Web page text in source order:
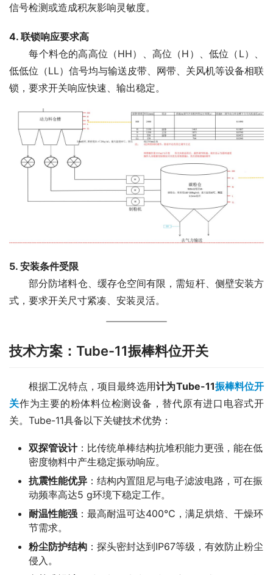
信号检测或造成积灰影响灵敏度。
4. 联锁响应要求高
每个料仓的高高位（HH）、高位（H）、低位（L）、
低低位（LL）信号均与输送皮带、网带、关风机等设备相联
锁，要求开关响应快速、输出稳定。
5. 安装条件受限
部分防堵料仓、缓存仓空间有限，需短杆、侧壁安装方
式，要求开关尺寸紧凑、安装灵活。
技术方案：Tube-11振棒料位开关
根据工况特点，项目最终选用计为Tube-11振棒料位开
关作为主要的粉体料位检测设备，替代原有进口电容式开
关。Tube-11具备以下关键技术优势：
双探管设计：比传统单棒结构抗堆积能力更强，能在低
密度物料中产生稳定振动响应。
抗震性能优异 ：结构内置阻尼与电子滤波电路，可在振
动频率高达5 g环境下稳定工作。
耐温性能强 ：最高耐温可达400℃，满足烘焙、干燥环
节需求。
粉尘防护结构 ：探头密封达到IP67等级，有效防止粉尘
侵入。